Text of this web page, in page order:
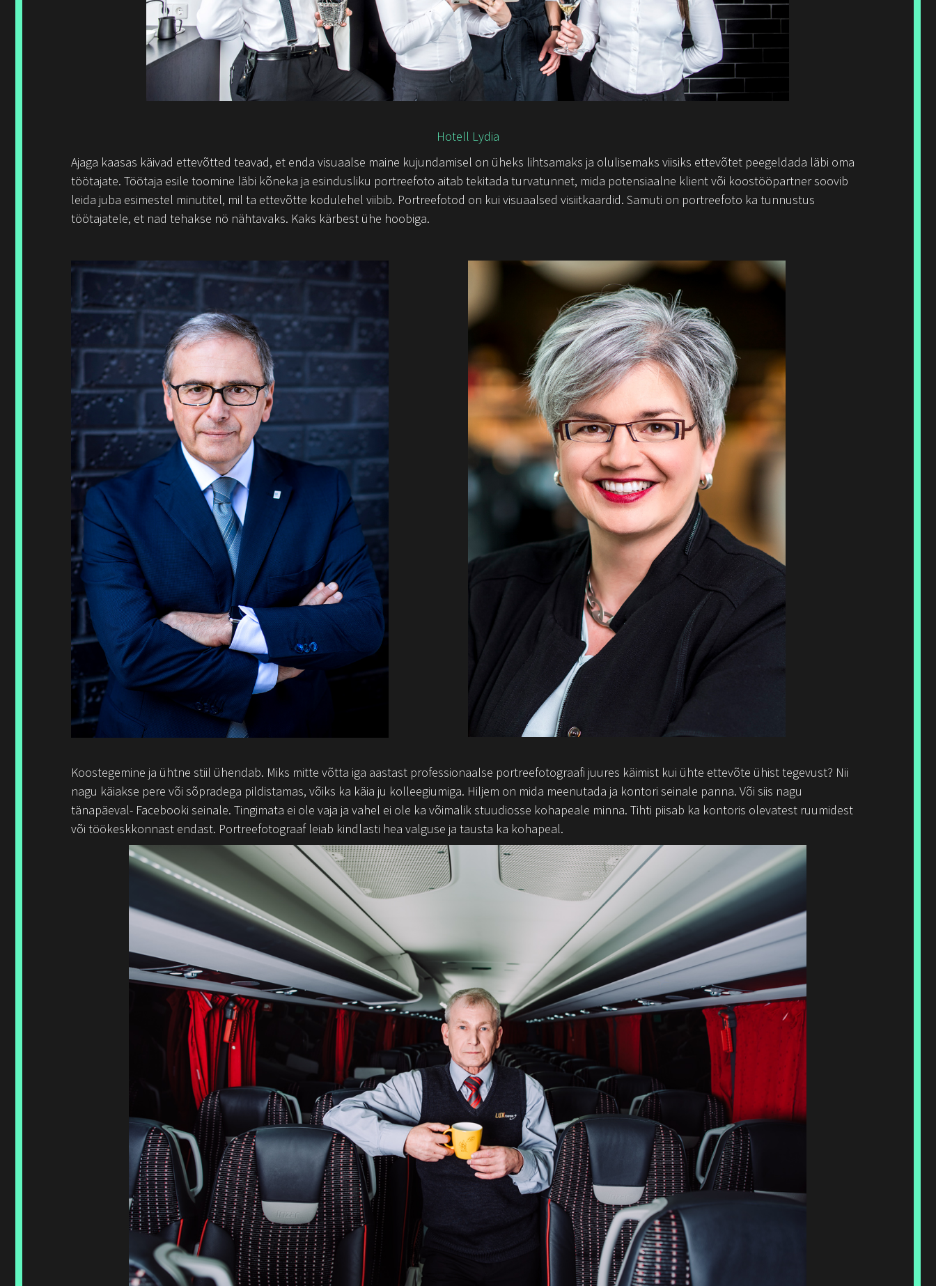
Hotell Lydia
Ajaga kaasas käivad ettevõtted teavad, et enda visuaalse maine kujundamisel on üheks lihtsamaks ja olulisemaks viisiks ettevõtet peegeldada läbi oma
töötajate. Töötaja esile toomine läbi kõneka ja esindusliku portreefoto aitab tekitada turvatunnet, mida potensiaalne klient või koostööpartner soovib
leida juba esimestel minutitel, mil ta ettevõtte kodulehel viibib. Portreefotod on kui visuaalsed visiitkaardid. Samuti on portreefoto ka tunnustus
töötajatele, et nad tehakse nö nähtavaks. Kaks kärbest ühe hoobiga.
Koostegemine ja ühtne stiil ühendab. Miks mitte võtta iga aastast professionaalse portreefotograafi juures käimist kui ühte ettevõte ühist tegevust? Nii
nagu käiakse pere või sõpradega pildistamas, võiks ka käia ju kolleegiumiga. Hiljem on mida meenutada ja kontori seinale panna. Või siis nagu
tänapäeval- Facebooki seinale. Tingimata ei ole vaja ja vahel ei ole ka võimalik stuudiosse kohapeale minna. Tihti piisab ka kontoris olevatest ruumidest
või töökeskkonnast endast. Portreefotograaf leiab kindlasti hea valguse ja tausta ka kohapeal.